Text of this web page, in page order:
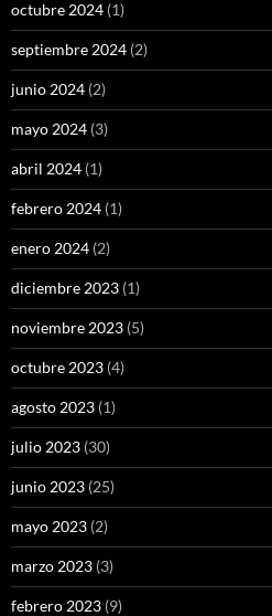
octubre 2024 (1)
septiembre 2024 (2)
junio 2024 (2)
mayo 2024 (3)
abril 2024 (1)
febrero 2024 (1)
enero 2024 (2)
diciembre 2023 (1)
noviembre 2023 (5)
octubre 2023 (4)
agosto 2023 (1)
julio 2023 (30)
junio 2023 (25)
mayo 2023 (2)
marzo 2023 (3)
febrero 2023 (9)